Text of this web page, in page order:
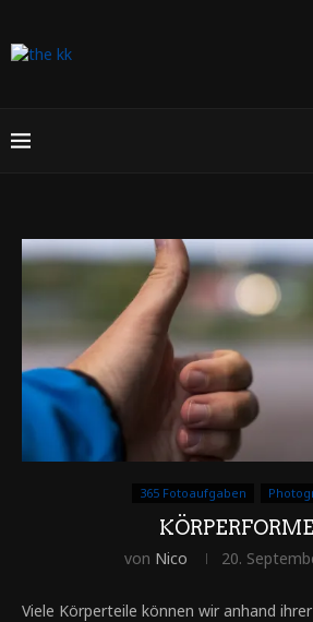
365 Fotoaufgaben
von Nico 20.
Viele Körperteile können wir anhand